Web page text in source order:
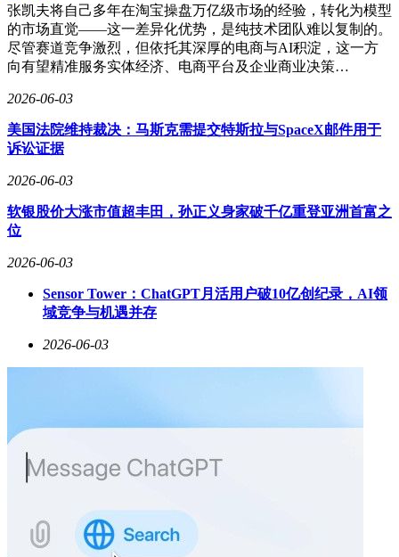
张凯夫将自己多年在淘宝操盘万亿级市场的经验，转化为模型
的市场直觉——这一差异化优势，是纯技术团队难以复制的。
尽管赛道竞争激烈，但依托其深厚的电商与AI积淀，这一方
向有望精准服务实体经济、电商平台及企业商业决策…
2026-06-03
美国法院维持裁决：马斯克需提交特斯拉与SpaceX邮件用于
诉讼证据
2026-06-03
软银股价大涨市值超丰田，孙正义身家破千亿重登亚洲首富之
位
2026-06-03
Sensor Tower：ChatGPT月活用户破10亿创纪录，AI领
域竞争与机遇并存
2026-06-03